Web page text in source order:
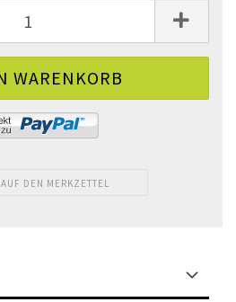
AUF DEN MERKZETTEL